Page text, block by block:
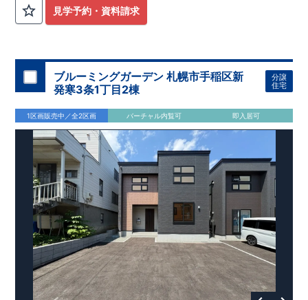
約3分！ ​ おしゃれな折上天井をリビングと主寝室に採用！（リ
ビング：見せ梁付き折上天井、主寝室：間接照明付き折上天
計画ポイント｜住宅にまつわるコラム| 東栄住宅の新築一戸建
て、分譲住宅
​
​こだわりの内装・仕様を施した、オシャレなリビングがござい
ます♪ ​折上天井、アクセントクロス、キッチンのポップアップ
天井、を採用！是非ご内覧ください♪ ​ ​キッチンスペース広々！
可動棚４段付きで食品等の収納ができます！ ​ 2階南側に​ワイド
バルコニーを採用！２部屋から行き来可能で洗濯物もたっぷり
干せます♪ ​ ​ ​​＜設備・仕様＞ ​​■玄関ドア…タグキーやスマート
フォン​アプリで開閉可能仕様です♪
​■玄関収納…便利な全身鏡のついた、コの字収納がございます♪
​​■浴室…浴室暖房換気乾燥機付き！壁面にアクセントカラーを
施したオシャレな浴室空間です♪
​ ​ ​◇アクセス◇ ・小田急小田原線「本厚木」駅までバス３６
◆ 周辺環境◆
【教育施設】
◎ 厚木市立 上荻野小学校 約1200ｍ(徒歩約18
2400m(徒歩約35分)【買物施設】◎ たからやフレサ上荻野店
約950m(徒歩約16分) ◎ クリエイトS・D厚木上荻野店 約
1000m(徒歩約17分)【その他施設】 ◎ 厚木上荻野郵便局 約
750m(徒歩約12分)
◎ まつかげ台中公園 約190m(徒歩約3分)
オプション商品のご紹介
網戸（全窓）
​建物引渡日の20日前までにお申込みいただくと特
別価格
でご案内 ​お引渡し前に工事を済ませることが可能です。
住宅設備機器修理サービス ​建物引渡日までにお申し込みいただ
くと早割価格でご案内 ​キッチン／トイレ／バス／給湯器／洗面
化粧台／インターホン 設備機器の​15年保証サービスへの加入が
おすすめです！
東栄ホームサービス株式会社
なら、 ​エアコン・フロアコーティ
ング・カーテンレール・カップボード・TVアンテナ 等もご紹
介可能！
ウェブカタログはこちら→​<各種カタログ｜ブルーミングリフ
ォーム>
住宅性能評価 W取得(設計・建設)
■第三者機関が設計・建物検査(全四回)を実施 ■税制優遇あり
4分野6項目で最高等級を取得!
□ 構造の安定 (耐風等級2・耐震等級3) □ 劣化の軽減 (劣化対
策等級3) □ 維持管理への配慮 (維持管理対策等級3) □ 空気環
境 (ホルムアルデヒド発散等級3)
ZEH水準の断熱性能
□ 断熱等性能等級5～6 □ 一次エネルギー消費量等級6～8 ​□
第三者評価BELS実施
快適に長く住める住宅
【長期優良住宅】 ■国の定める7つの技術基準をクリア ■税制
優遇あり【東栄セーフティーダンパー標準装備】
■制震ダンパ
ーで振れ幅を大幅に低減、繰り返す地震に強い『耐震+制震』
技術 ■メンテナンスフリー
現地案内予約受付中詳細やご見学など、お気軽にお問合せ下さ
い♪東栄住宅 港南台営業所 TEL:0120-29-1081
見学予約・資料請求
ブルーミングガーデン 札幌市手稲区新
発寒3条1丁目2棟
分譲
住宅
1区画販売中／全2区画 バーチャル内覧可 即入居可